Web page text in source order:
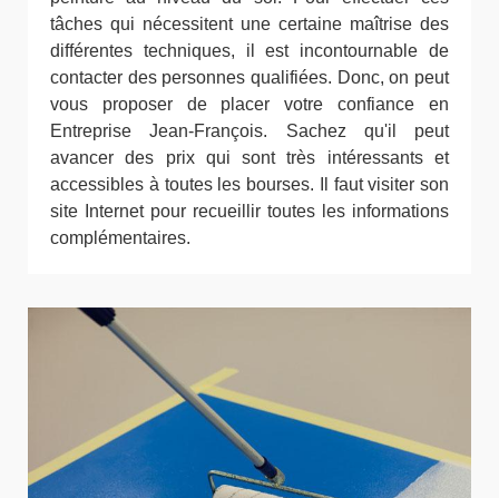
tâches qui nécessitent une certaine maîtrise des
différentes techniques, il est incontournable de
contacter des personnes qualifiées. Donc, on peut
vous proposer de placer votre confiance en
Entreprise Jean-François. Sachez qu'il peut
avancer des prix qui sont très intéressants et
accessibles à toutes les bourses. Il faut visiter son
site Internet pour recueillir toutes les informations
complémentaires.